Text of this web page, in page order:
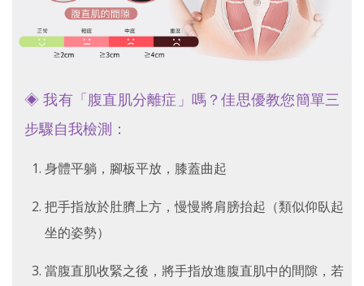
◈ 我有「腹直肌分離症」嗎？佳思優教您簡單三
步驟自我檢測：
身體平躺，腳板平放，膝蓋曲起
把手指放於肚臍上方，慢慢將肩膀抬起（類似仰臥起
坐的姿勢）
當腹直肌收緊之後，將手指放進腹直肌中的間隙，若